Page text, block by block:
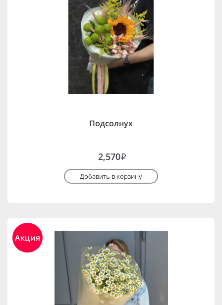
Подсолнух
2,570i
Добавить в корзину
Акция